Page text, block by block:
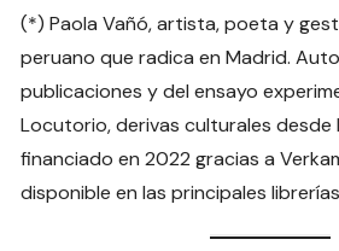
(*) Paola Vañó, artista, poeta y
peruano que radica en Madrid.
publicaciones y del ensayo
Locutorio, derivas culturales desde
financiado en 2022 gracias a
disponible en las principales